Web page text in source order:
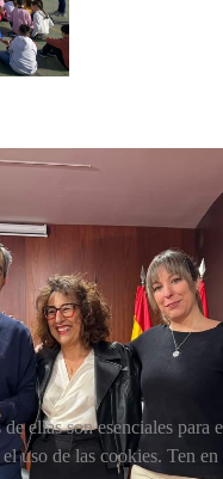
ellas son esenciales
uso de las cookies. Ten